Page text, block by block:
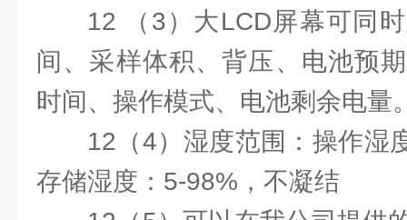
12 （3）大LCD屏幕可同
间、采样体积、背压、电池预
时间、操作模式、电池剩余电量
12（4）湿度范围：操作湿
存储湿度：5-98%，不凝结